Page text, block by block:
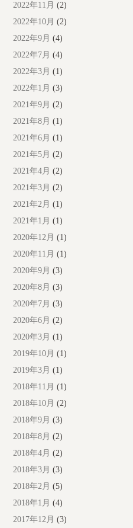
2022年11月 (2)
2022年10月 (2)
2022年9月 (4)
2022年7月 (4)
2022年3月 (1)
2022年1月 (3)
2021年9月 (2)
2021年8月 (1)
2021年6月 (1)
2021年5月 (2)
2021年4月 (2)
2021年3月 (2)
2021年2月 (1)
2021年1月 (1)
2020年12月 (1)
2020年11月 (1)
2020年9月 (3)
2020年8月 (3)
2020年7月 (3)
2020年6月 (2)
2020年3月 (1)
2019年10月 (1)
2019年3月 (1)
2018年11月 (1)
2018年10月 (2)
2018年9月 (3)
2018年8月 (2)
2018年4月 (2)
2018年3月 (3)
2018年2月 (5)
2018年1月 (4)
2017年12月 (3)